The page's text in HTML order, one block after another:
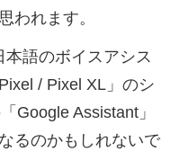
われます。
語のボイスアシス
/ Pixel XL」のシ
Google Assistant」
るのかもしれないで